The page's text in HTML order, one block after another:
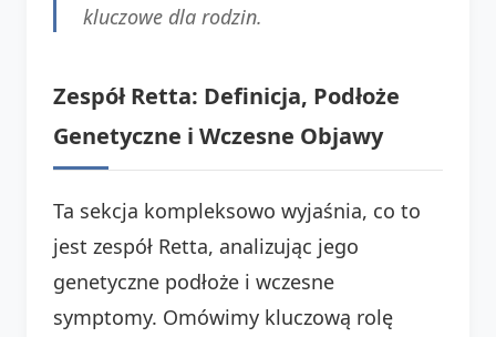
kluczowe dla rodzin.
Zespół Retta: Definicja, Podłoże
Genetyczne i Wczesne Objawy
Ta sekcja kompleksowo wyjaśnia, co to
jest zespół Retta, analizując jego
genetyczne podłoże i wczesne
symptomy. Omówimy kluczową rolę